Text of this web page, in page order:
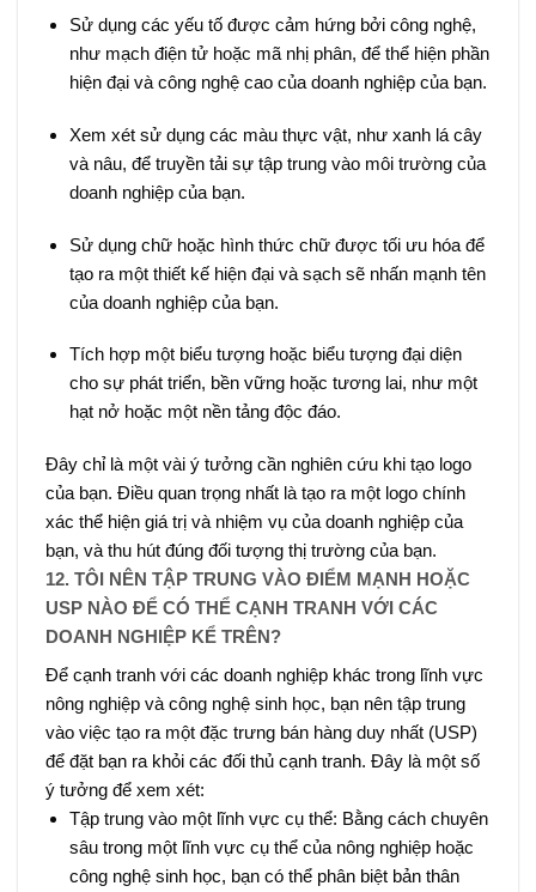
Sử dụng các yếu tố được cảm hứng bởi công nghệ,
như mạch điện tử hoặc mã nhị phân, để thể hiện phần
hiện đại và công nghệ cao của doanh nghiệp của bạn.
Xem xét sử dụng các màu thực vật, như xanh lá cây
và nâu, để truyền tải sự tập trung vào môi trường của
doanh nghiệp của bạn.
Sử dụng chữ hoặc hình thức chữ được tối ưu hóa để
tạo ra một thiết kế hiện đại và sạch sẽ nhấn mạnh tên
của doanh nghiệp của bạn.
Tích hợp một biểu tượng hoặc biểu tượng đại diện
cho sự phát triển, bền vững hoặc tương lai, như một
hạt nở hoặc một nền tảng độc đáo.
Đây chỉ là một vài ý tưởng cần nghiên cứu khi tạo logo
của bạn. Điều quan trọng nhất là tạo ra một logo chính
xác thể hiện giá trị và nhiệm vụ của doanh nghiệp của
bạn, và thu hút đúng đối tượng thị trường của bạn.
12. TÔI NÊN TẬP TRUNG VÀO ĐIỂM MẠNH HOẶC
USP NÀO ĐỂ CÓ THỂ CẠNH TRANH VỚI CÁC
DOANH NGHIỆP KỂ TRÊN?
Để cạnh tranh với các doanh nghiệp khác trong lĩnh vực
nông nghiệp và công nghệ sinh học, bạn nên tập trung
vào việc tạo ra một đặc trưng bán hàng duy nhất (USP)
để đặt bạn ra khỏi các đối thủ cạnh tranh. Đây là một số
ý tưởng để xem xét:
Tập trung vào một lĩnh vực cụ thể: Bằng cách chuyên
sâu trong một lĩnh vực cụ thể của nông nghiệp hoặc
công nghệ sinh học, bạn có thể phân biệt bản thân